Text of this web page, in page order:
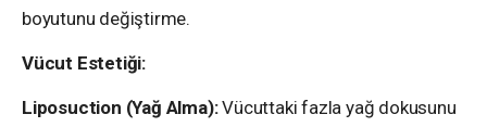
boyutunu değiştirme.
Vücut Estetiği:
Liposuction (Yağ Alma):Vücuttaki fazla yağ dokusunu